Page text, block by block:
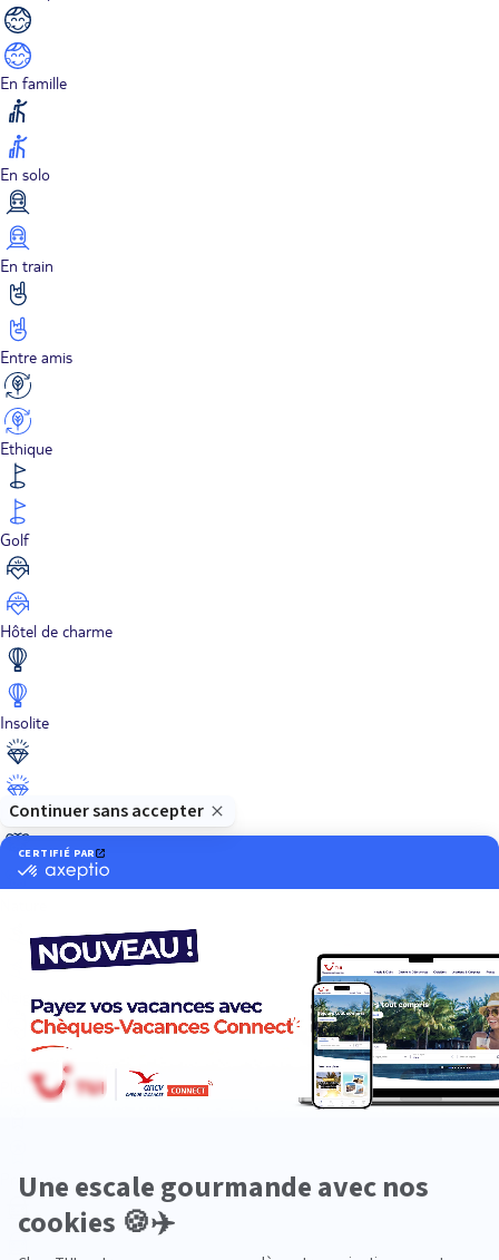
En famille
En solo
En train
Entre amis
Ethique
Golf
Hôtel de charme
Insolite
Luxe
Neige
Plongée
Premium